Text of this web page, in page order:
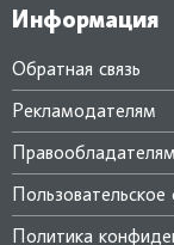
Информация
Обратная связь
Рекламодателям
Правообладателям
Пользовательское
Политика